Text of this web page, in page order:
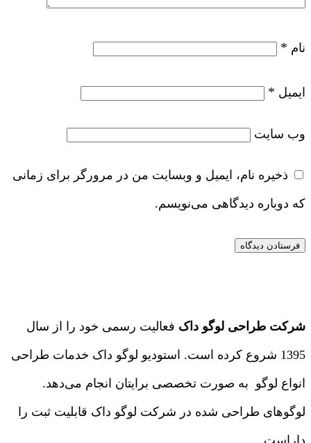
نام *
ایمیل *
وب‌ سایت
ذخیره نام، ایمیل و وبسایت من در مرورگر برای زمانی
که دوباره دیدگاهی می‌نویسم.
شرکت طراحی لوگو داک فعالیت رسمی خود را از سال
1395 شروع کرده است. استودیو لوگو داک خدمات طراحی
انواع لوگو به صورت تخصصی برایتان انجام می‌دهد.
لوگوهای طراحی شده در شرکت لوگو داک قابلیت ثبت را
داراست.